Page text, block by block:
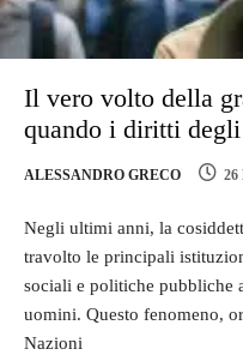
Il vero volto della
quando i diritti
ALESSANDRO GRECO 26
Negli ultimi anni, la
travolto le principali
sociali e politiche pubbliche
uomini. Questo fenomeno,
Nazioni